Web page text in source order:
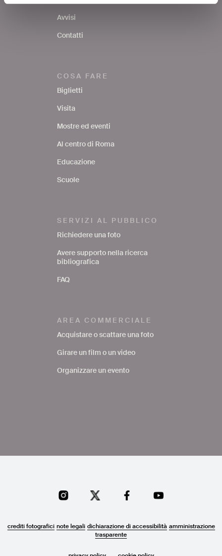
Avvisi
Contatti
COSA FARE
Biglietti
Visita
Mostre ed eventi
Al centro di Roma
Educazione
Scuole
SERVIZI AL PUBBLICO
Richiedere una foto
Avere supporto nella ricerca
bibliografica
FAQ
AREA COMMERCIALE
Acquistare o scattare una foto
Girare un film o un video
Organizzare un evento
crediti fotografici note legali dichiarazione di accessibilità amministrazione
trasparente